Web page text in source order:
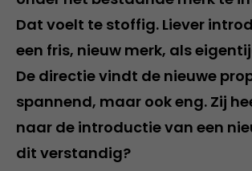
Dat voelt te stoffig. Liever
een fris, nieuw merk, als
De directie vindt de nieuwe
spannend, maar ook eng. Zij
naar de introductie van een
dit verstandig?